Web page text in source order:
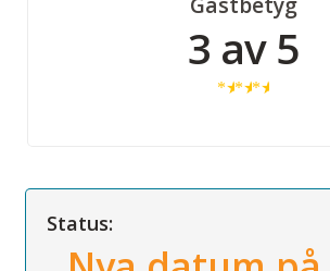
3 av 5
★★★
Status: